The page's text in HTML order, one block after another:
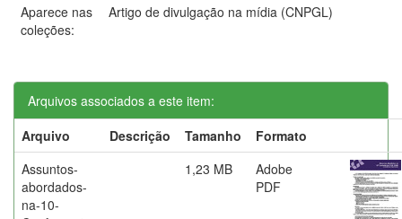
Aparece nas
coleções:
Artigo de divulgação na mídia (CNPGL)
Arquivos associados a este item:
Arquivo
Descrição Tamanho
Formato
Assuntos-
abordados-
na-10-
1,23 MB
Adobe
PDF